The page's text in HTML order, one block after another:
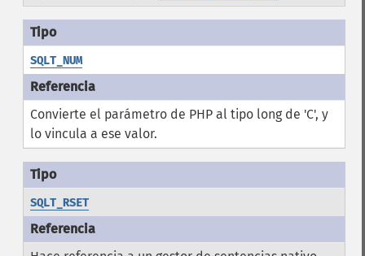
SQLT_NUM
Convierte el parámetro de PHP al tipo long de 'C', y
lo vincula a ese valor.
SQLT_RSET